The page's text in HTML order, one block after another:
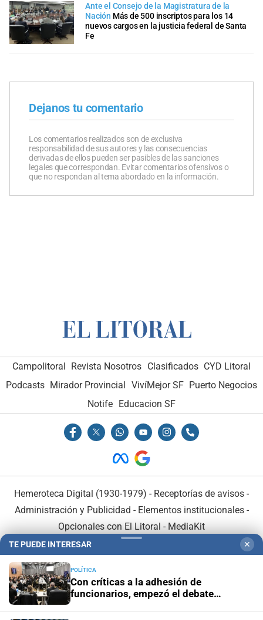
Ante el Consejo de la Magistratura de la
Nación Más de 500 inscriptos para los 14
nuevos cargos en la justicia federal de Santa
Fe
Dejanos tu comentario
Los comentarios realizados son de exclusiva
responsabilidad de sus autores y las consecuencias
derivadas de ellos pueden ser pasibles de las sanciones
legales que correspondan. Evitar comentarios ofensivos o
que no respondan al tema abordado en la información.
Campolitoral Revista Nosotros Clasificados CYD Litoral
Podcasts Mirador Provincial VivíMejor SF Puerto Negocios
Notife Educacion SF
Hemeroteca Digital (1930-1979) - Receptorías de avisos -
Administración y Publicidad - Elementos institucionales-
Opcionales con El Litoral - MediaKit
TE PUEDE INTERESAR ✕
POLÍTICA
Con críticas a la adhesión de
funcionarios, empezó el debate